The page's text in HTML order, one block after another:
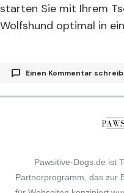
starten Sie mit Ihrem
Wolfshund optimal in
Einen Kommentar
Deine E-Mail-Adresse
Pawsitive-Dogs.de ist
Partnerprogramm, das zur